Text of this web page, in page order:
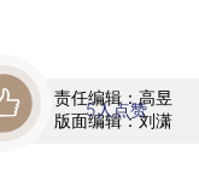
责任编辑：高昱
版面编辑：刘潇
5人点赞